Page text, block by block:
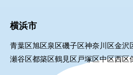
横浜市
青葉区旭区泉区磯子区神奈川区金沢
瀬谷区都築区鶴見区 戸塚区中区西区